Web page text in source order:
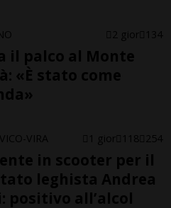
2 gior 134
il palco al Monte
«È stato come
VIRA 1 gior 118 254
in scooter per il
leghista Andrea
positivo all’alcol